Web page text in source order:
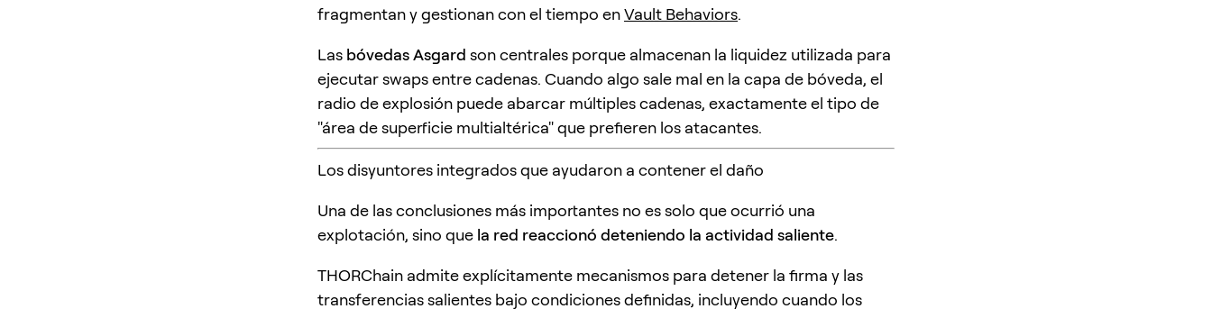
fragmentan y gestionan con el tiempo enVault Behaviors.
Las bóvedas Asgard son centrales porque almacenan la liquidez utilizada para
ejecutar swaps entre cadenas. Cuando algo sale mal en la capa de bóveda, el
radio de explosión puede abarcar múltiples cadenas, exactamente el tipo de
"área de superficie multialtérica" que prefieren los atacantes.
Los disyuntores integrados que ayudaron a contener el daño
Una de las conclusiones más importantes no es solo que ocurrió una
explotación, sino que la red reaccionó deteniendo la actividad saliente.
THORChain admite explícitamente mecanismos para detener la firma y las
transferencias salientes bajo condiciones definidas, incluyendo cuando los